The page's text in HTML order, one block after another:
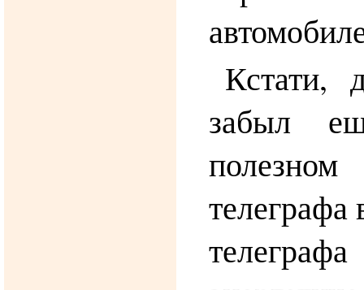
Кстати,
забыл
телеграфа